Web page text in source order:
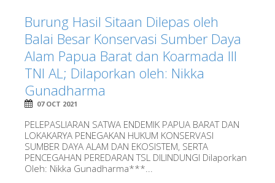
Burung Hasil Sitaan Dilepas oleh
Balai Besar Konservasi Sumber Daya
Alam Papua Barat dan Koarmada III
TNI AL; Dilaporkan oleh: Nikka
Gunadharma
07 OCT 2021
PELEPASLIARAN SATWA ENDEMIK PAPUA BARAT DAN
LOKAKARYA PENEGAKAN HUKUM KONSERVASI
SUMBER DAYA ALAM DAN EKOSISTEM, SERTA
PENCEGAHAN PEREDARAN TSL DILINDUNGI Dilaporkan
Oleh: Nikka Gunadharma***...